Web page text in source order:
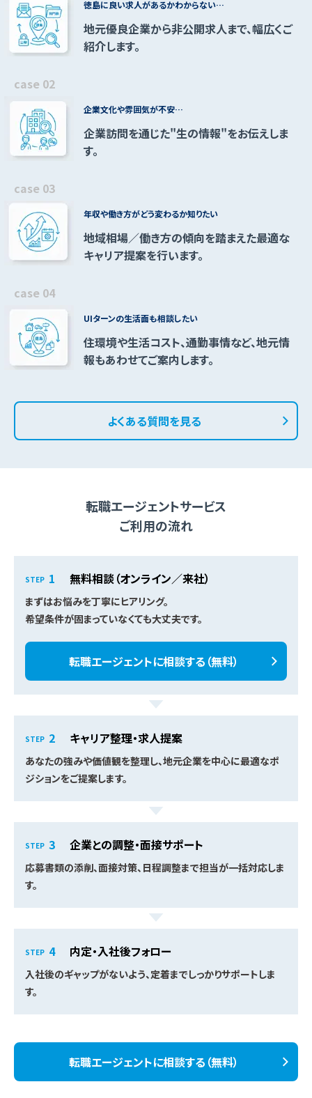
徳島に良い求人があるかわからない…
地元優良企業から非公開求人まで、幅広くご
紹介します。
企業文化や雰囲気が不安…
企業訪問を通じた"生の情報"をお伝えしま
す。
年収や働き方がどう変わるか知りたい
地域相場／働き方の傾向を踏まえた最適な
キャリア提案を行います。
UIターンの生活面も相談したい
住環境や生活コスト、通勤事情など、地元情
報もあわせてご案内します。
よくある質問を見る
転職エージェントサービス
ご利用の流れ
STEP 無料相談（オンライン／来社）
まずはお悩みを丁寧にヒアリング。
希望条件が固まっていなくても大丈夫です。
転職エージェントに相談する（無料）
STEP キャリア整理・求人提案
あなたの強みや価値観を整理し、地元企業を中心に最適なポ
ジションをご提案します。
STEP 企業との調整・面接サポート
応募書類の添削、面接対策、日程調整まで担当が一括対応しま
す。
STEP 内定・入社後フォロー
入社後のギャップがないよう、定着までしっかりサポートしま
す。
転職エージェントに相談する（無料）